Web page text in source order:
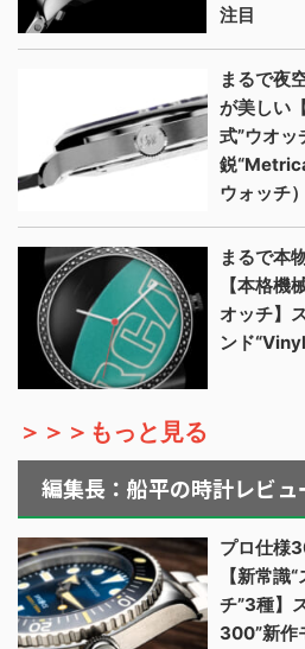
注目
まるで夜
が美しい
式”ウオッ
鋭
ウォッチ
まるで本
【本格機
オッチ】
ンド
＞＞＞もっと見る
編集長：船平の時計レビュ
プロ仕様
【新常識
チ”3種】
300”新作